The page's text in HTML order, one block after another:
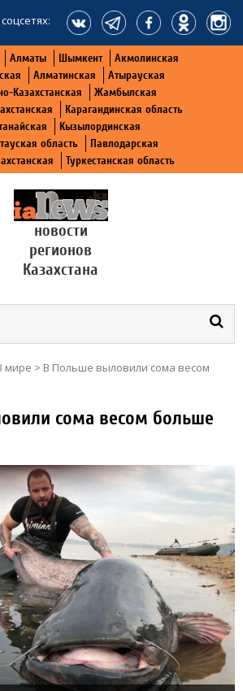
Алматы Шымкент
Акмолинская
Алматинская
Атырауская
Казахстанская
Жамбылская
Карагандинская область
Кызылординская
область
Павлодарская
Туркестанская область
новости
регионов
Казахстана
мире > В Польше выловили сома весом
сома весом больше